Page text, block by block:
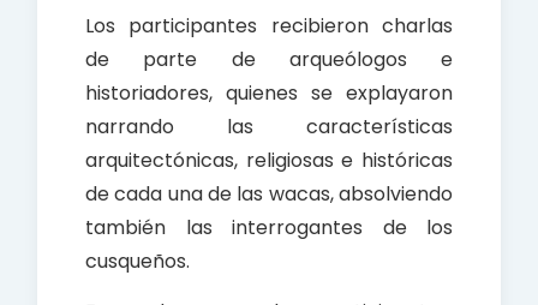
Los participantes recibieron charlas
de parte de arqueólogos e
historiadores, quienes se explayaron
narrando las características
arquitectónicas, religiosas e históricas
de cada una de las wacas, absolviendo
también las interrogantes de los
cusqueños.